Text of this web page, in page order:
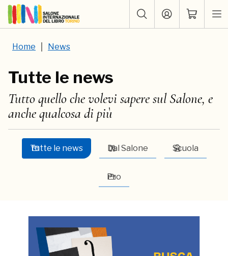
Home News
Tutte le news
Tutto quello che volevi sapere sul Salone, e
anche qualcosa di più
Tutte le news Dal Salone Scuola
Pro